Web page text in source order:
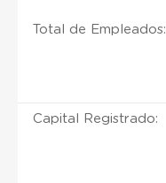
Total de Empleados:
Capital Registrado: